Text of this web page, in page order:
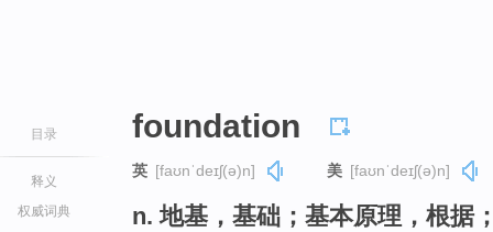
目录
释义
权威词典
foundation
英 [faʊnˈdeɪʃ(ə)n] 美 [faʊnˈdeɪʃ(ə)n]
n. 地基，基础；基本原理，根据